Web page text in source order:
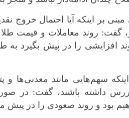
بر اینکه آیا احتمال خروج
گفت: روند معاملات و قیمت
افزایشی را در پیش بگیرد
سهم‌هایی مانند معدنی‌ها
داشته باشند، گفت: در
بود و روند صعودی را در پیش